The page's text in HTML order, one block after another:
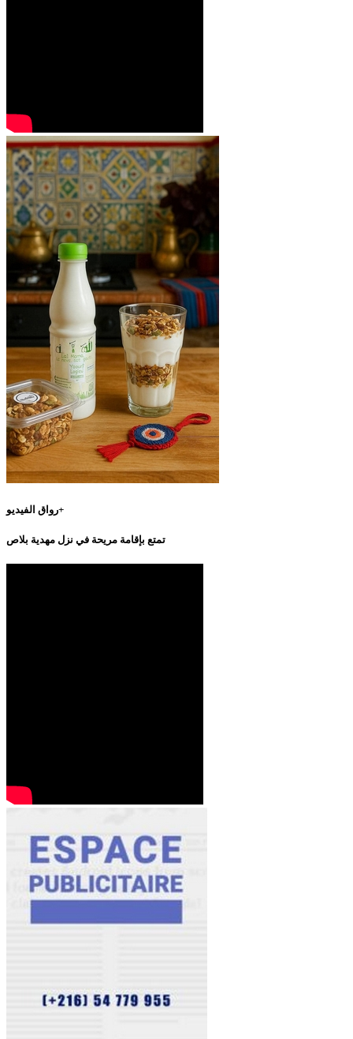
رواق الفيديو+
تمتع بإقامة مريحة في نزل مهدية بلاص